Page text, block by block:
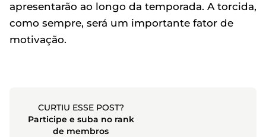
apresentarão ao longo da temporada. A torcida,
como sempre, será um importante fator de
motivação.
CURTIU ESSE POST?
Participe e suba no rank
de membros